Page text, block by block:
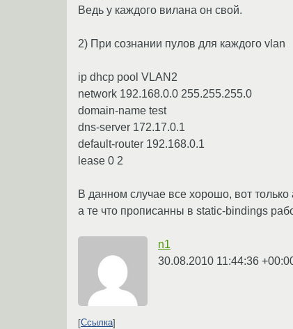
Ведь у каждого вилана он свой.
2) При сознании пулов для каждого vlan
ip dhcp pool VLAN2
network 192.168.0.0 255.255.255.0
domain-name test
dns-server 172.17.0.1
default-router 192.168.0.1
lease 0 2
В данном случае все хорошо, вот
а те что прописанны в static-bindings
n1
30.08.2010 11:44:36
Ссылка